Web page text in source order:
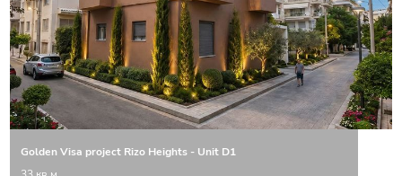
Golden Visa project Rizo Heights - Unit D1